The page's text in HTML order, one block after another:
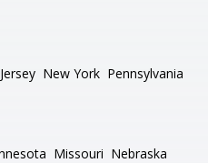
New York Pennsylvania
Missouri Nebraska